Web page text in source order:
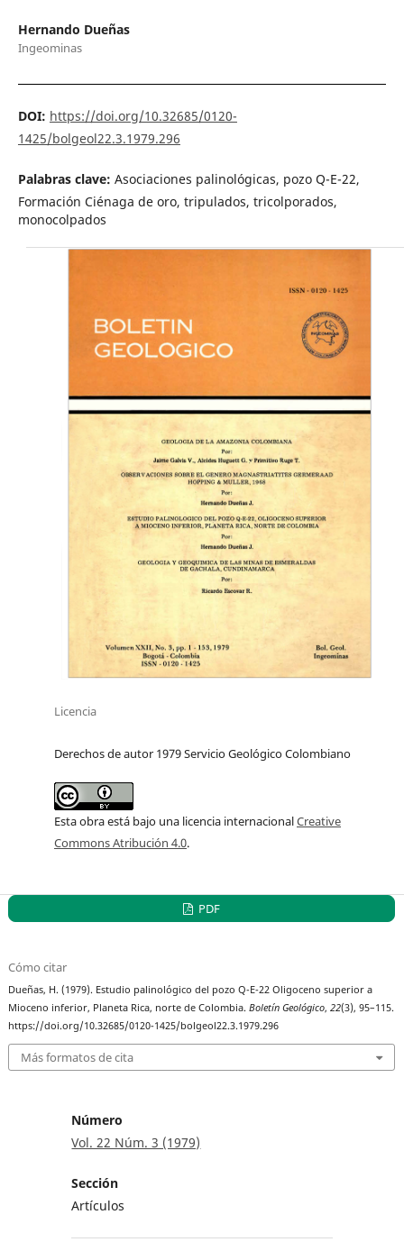
Hernando Dueñas
Ingeominas
DOI: https://doi.org/10.32685/0120-
1425/bolgeol22.3.1979.296
Palabras clave: Asociaciones palinológicas, pozo Q-E-22,
Formación Ciénaga de oro, tripulados, tricolporados,
monocolpados
Licencia
Derechos de autor 1979 Servicio Geológico Colombiano
Esta obra está bajo una licencia internacionalCreative
Commons Atribución 4.0.
PDF
Cómo citar
Dueñas, H. (1979). Estudio palinológico del pozo Q-E-22 Oligoceno superior a
Mioceno inferior, Planeta Rica, norte de Colombia.Boletín Geológico,22(3), 95–115.
https://doi.org/10.32685/0120-1425/bolgeol22.3.1979.296
Más formatos de cita
Número
Vol. 22 Núm. 3 (1979)
Sección
Artículos